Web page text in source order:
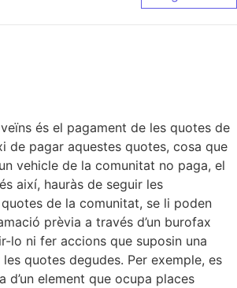
és el pagament de les quotes de
de pagar aquestes quotes, cosa que
vehicle de la comunitat no paga, el
així, hauràs de seguir les
de la comunitat, se li poden
prèvia a través d’un burofax
lo ni fer accions que suposin una
quotes degudes. Per exemple, es
element que ocupa places